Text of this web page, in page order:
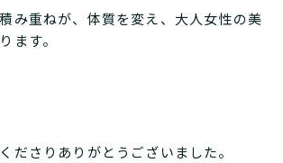
み重ねが、体質を変え、大人女性の美
ます。
ださりありがとうございました。